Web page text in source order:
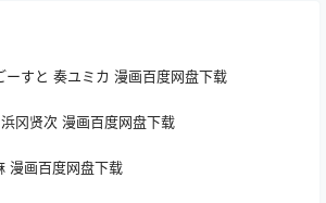
ーすと 奏ユミカ 漫画百度网盘下载
冈贤次 漫画百度网盘下载
漫画百度网盘下载